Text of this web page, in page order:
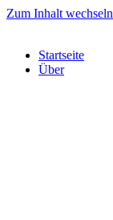
Zum Inhalt wechseln
Startseite
Über